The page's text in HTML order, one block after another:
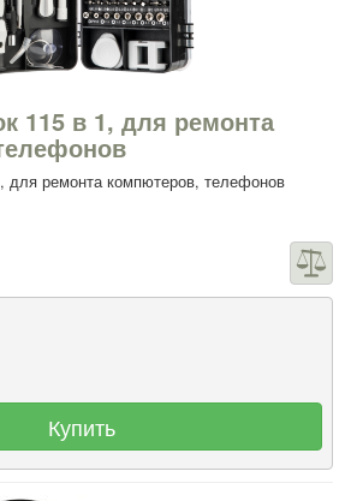
115 в 1, для ремонта
для ремонта компютеров, телефонов
Купить